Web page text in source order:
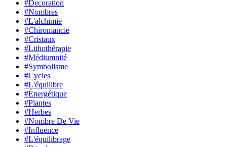
#Decoration
#Nombres
#L'alchimie
#Chiromancie
#Cristaux
#Lithothérapie
#Médiumnité
#Symbolisme
#Cycles
#L'équilibre
#Énergétique
#Plantes
#Herbes
#Nombre De Vie
#Influence
#L'équilibrage